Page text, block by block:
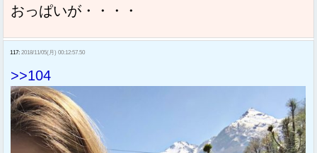
おっぱいが・・・・
117: 2018/11/05(月) 00:12:57.50
>>104